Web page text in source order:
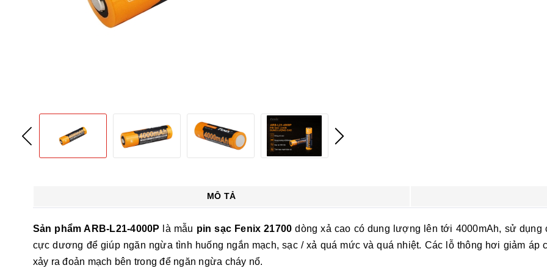
MÔ TẢ
Sản phẩm ARB-L21-4000P là mẫu pin sạc Fenix 21700 dòng xả cao có dung lượng lên tới 4000mAh, sử dụng
cực dương để giúp ngăn ngừa tình huống ngắn mạch, sạc / xả quá mức và quá nhiệt. Các lỗ thông hơi giảm
xảy ra đoản mạch bên trong để ngăn ngừa cháy nổ.